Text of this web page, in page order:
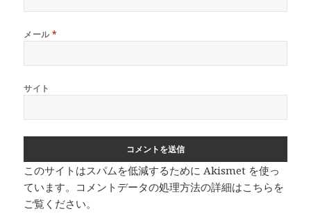
メール*
サイト
このサイトはスパムを低減するために Akismet を使っ
ています。 コメントデータの処理方法の詳細はこちらを
ご覧ください。